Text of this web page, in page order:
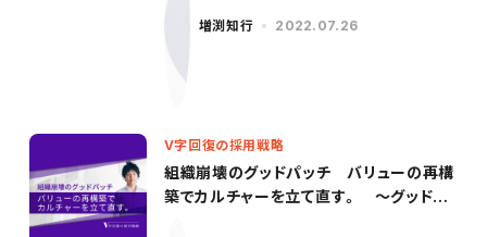
増渕知行 2022.07.26
V字回復の採用戦略
組織崩壊のグッドパッチ バリューの再構
築でカルチャーを立て直す。 〜グッドパ